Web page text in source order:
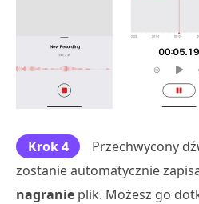
Krok 4
Przechwycony
zostanie automatycznie
nagranie plik. Możesz go